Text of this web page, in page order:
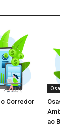
o Corredor
ao